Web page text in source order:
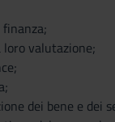
valutazione;
dei bene e dei